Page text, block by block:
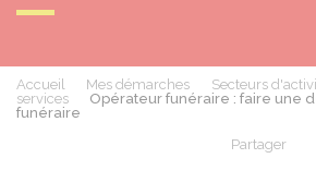
Accueil Mes démarches Secteurs
services
Opérateur funéraire : faire une
funéraire
Partager